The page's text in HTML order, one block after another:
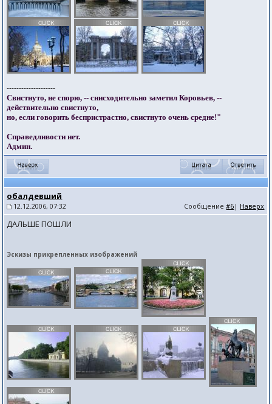
--------------------
Свистнуто, не спорю, -- снисходительно заметил Коровьев, --
действительно свистнуто,
но, если говорить беспристрастно, свистнуто очень средне!"
Справедливости нет.
Админ.
обалдевший
12.12.2006, 07:32 Сообщение#6 | Наверх
ДАЛЬШЕ ПОШЛИ
Эскизы прикрепленных изображений